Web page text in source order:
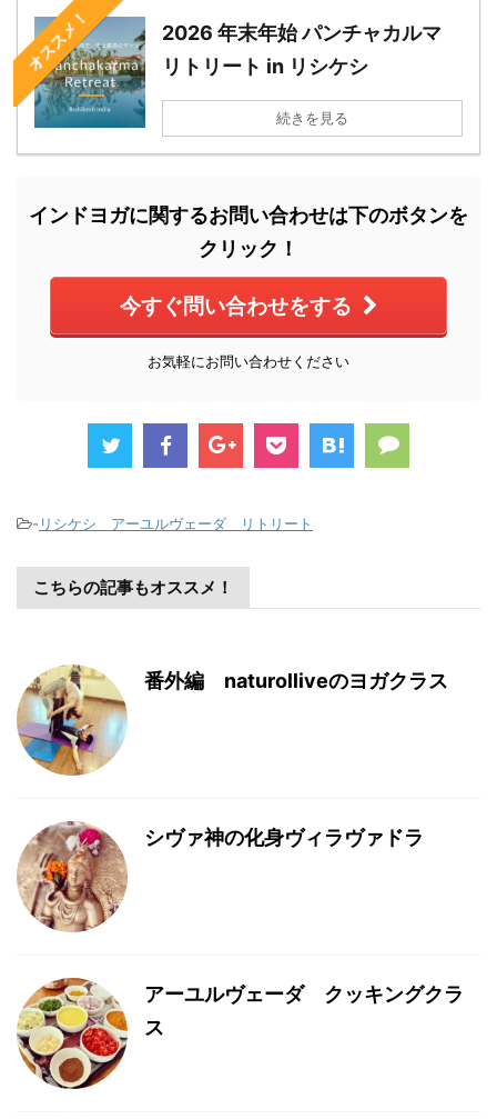
オススメ！
2026 年末年始 パンチャカルマ
リトリート in リシケシ
続きを見る
インドヨガに関するお問い合わせは下のボタンを
クリック！
今すぐ問い合わせをする
お気軽にお問い合わせください
- リシケシ アーユルヴェーダ リトリート
こちらの記事もオススメ！
番外編 naturolliveのヨガクラス
シヴァ神の化身ヴィラヴァドラ
アーユルヴェーダ クッキングクラ
ス